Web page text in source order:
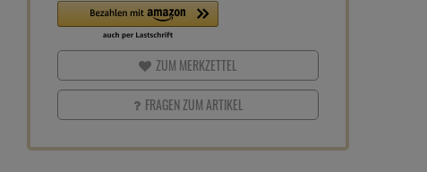
ZUM MERKZETTEL
FRAGEN ZUM ARTIKEL